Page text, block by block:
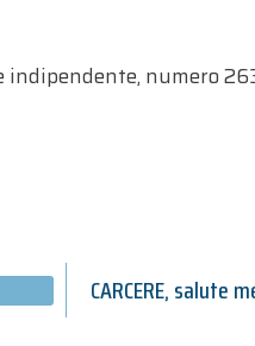
numero
CARCERE,salute